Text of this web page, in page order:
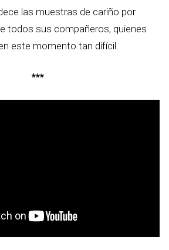
las muestras de cariño por
todos sus compañeros, quienes
este momento tan difícil.
***